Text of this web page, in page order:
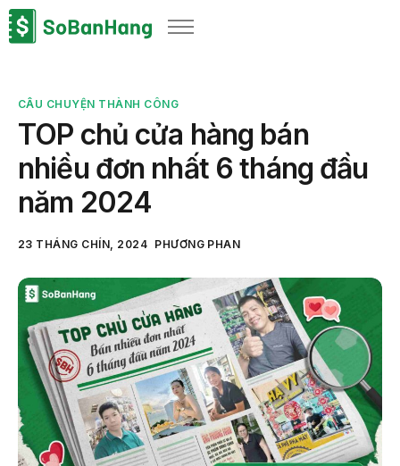
Sản phẩm
Bảng giá
Blog
Thông tin thuế
Về chúng tôi
CÂU CHUYỆN THÀNH CÔNG
TOP chủ cửa hàng bán
nhiều đơn nhất 6 tháng đầu
năm 2024
23 THÁNG CHÍN, 2024 PHƯƠNG PHAN